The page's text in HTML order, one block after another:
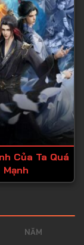
Của Ta Quá
Mạnh
NĂM